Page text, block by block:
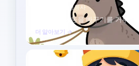
형용사
마음이나 행동을 바꾸기를 거부하는
더 알아보기 →